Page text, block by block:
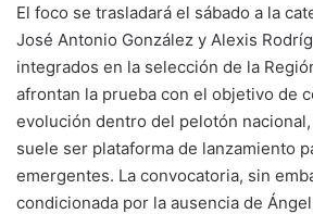
El foco se trasladará el sábado a la
José Antonio González y Alexis
integrados en la selección de la
afrontan la prueba con el objetivo de
evolución dentro del pelotón
suele ser plataforma de lanzamiento
emergentes. La convocatoria, sin
condicionada por la ausencia de